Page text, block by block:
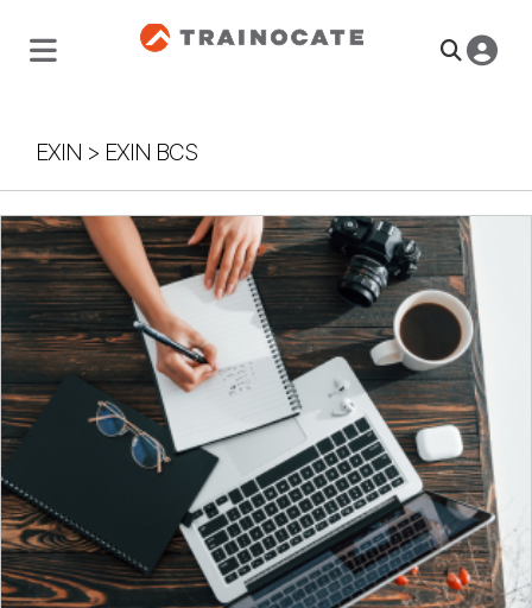
EXIN > EXIN BCS